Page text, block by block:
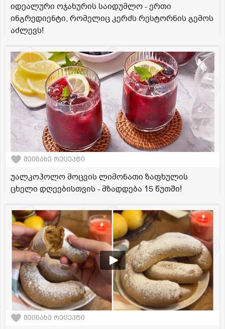
იდეალური ოჯახურის საიდუმლო - ერთი
ინგრედიენტი, რომელიც კერძს რესტორნის გემოს
აძლევს!
შეინახე რეცეპტი
უალკოჰოლო მოცვის ლიმონათი ზაფხულის
ცხელი დღეებისთვის - მზადდება 15 წუთში!
შეინახე რეცეპტი